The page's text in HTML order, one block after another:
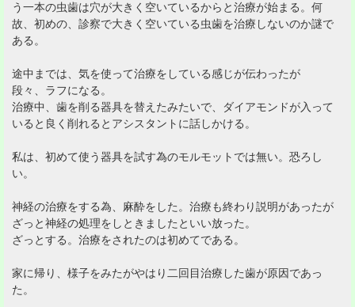
う一本の虫歯は穴が大きく空いているからと治療が始まる。何
故、初めの、診察で大きく空いている虫歯を治療しないのか謎で
ある。
途中までは、気を使って治療をしている感じが伝わったが
段々、ラフになる。
治療中、歯を削る器具を替えたみたいで、ダイアモンドが入って
いると良く削れるとアシスタントに話しかける。
私は、初めて使う器具を試す為のモルモットでは無い。恐ろし
い。
神経の治療をする為、麻酔をした。治療も終わり説明があったが
ざっと神経の処理をしときましたといい放った。
ざっとする。治療をされたのは初めてである。
家に帰り、様子をみたがやはり二回目治療した歯が原因であっ
た。